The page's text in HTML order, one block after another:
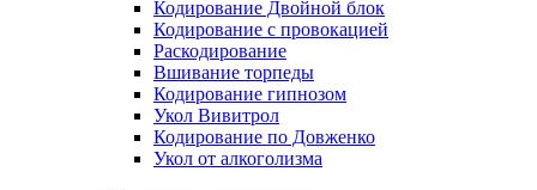
Кодирование Двойной блок
Кодирование с провокацией
Раскодирование
Вшивание торпеды
Кодирование гипнозом
Укол Вивитрол
Кодирование по Довженко
Укол от алкоголизма